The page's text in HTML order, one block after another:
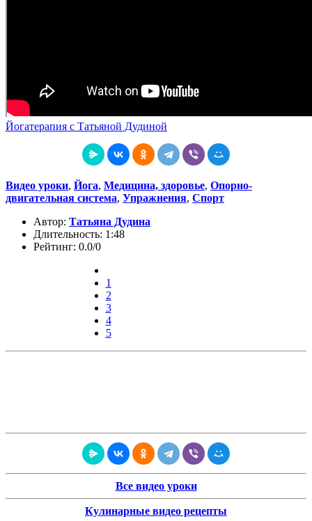
Йогатерапия с Татьяной Дудиной
Видео уроки, Йога, Медицина, здоровье, Опорно-
двигательная система, Упражнения, Спорт
Автор: Татьяна Дудина
Длительность: 1:48
Рейтинг: 0.0/0
1
2
3
4
5
Все видео уроки
Кулинарные видео рецепты